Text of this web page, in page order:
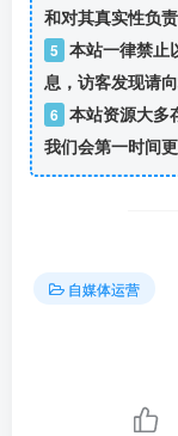
和对其真实性负责
5 本站一律禁止
息，访客发现请
6 本站资源大多
我们会第一时间更
自媒体运营